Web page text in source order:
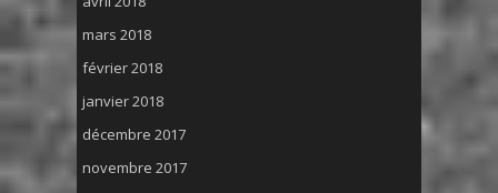
mars 2018
février 2018
janvier 2018
décembre 2017
novembre 2017